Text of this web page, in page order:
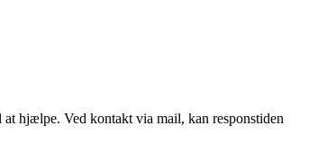
hjælpe. Ved kontakt via mail, kan responstiden